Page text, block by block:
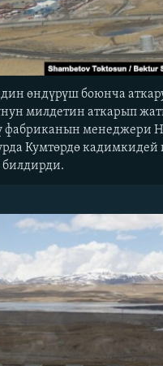
өндүрүш боюнча
милдетин аткарып
фабриканын менеджери
Кумтөрдө